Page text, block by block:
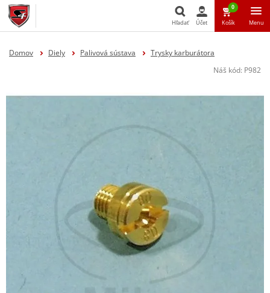
Hľadať Účet
0
Košík Menu
Domov Diely Palivová sústava
Trysky karburátora
Náš kód: P982